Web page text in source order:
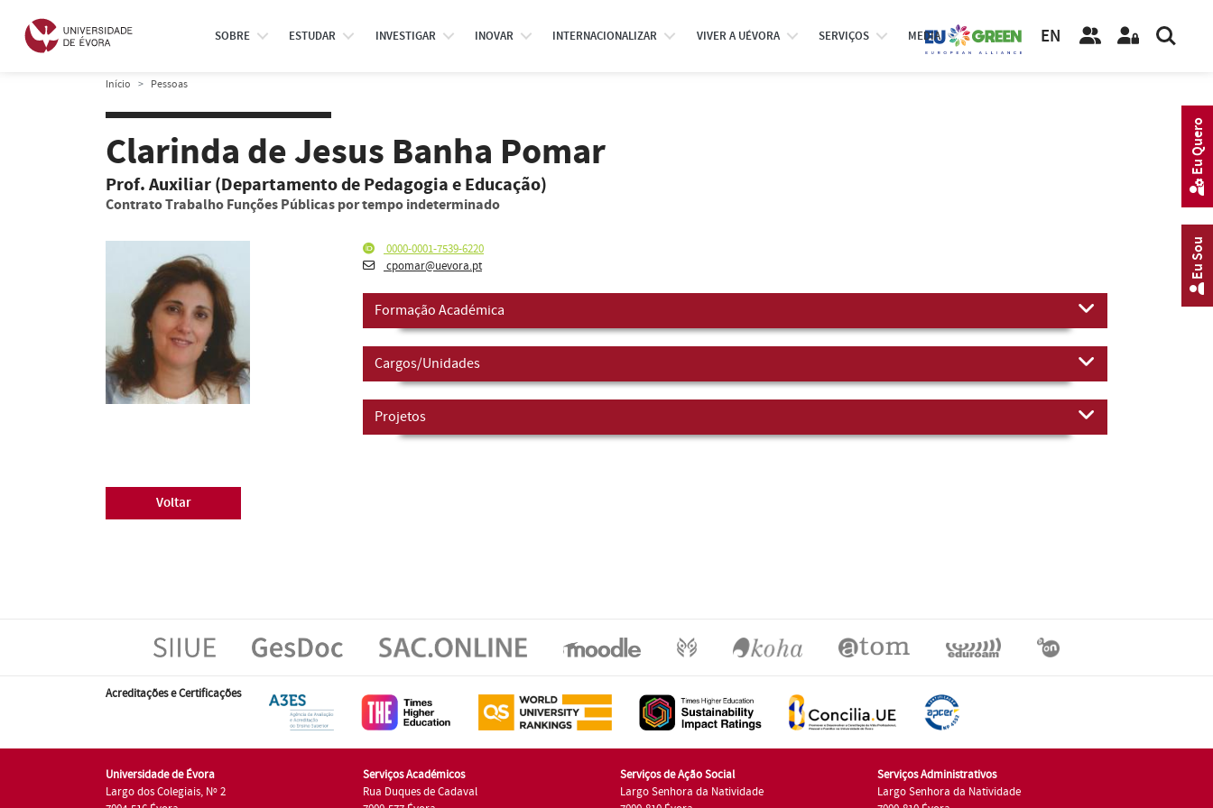
SOBRE ESTUDAR INVESTIGAR INOVAR INTERNACIONALIZAR VIVER A UÉVORA SERVIÇOS MEDIA EN
Início Pessoas
Clarinda de Jesus Banha Pomar
Prof. Auxiliar (Departamento de Pedagogia e Educação)
Contrato Trabalho Funções Públicas por tempo indeterminado
0000-0001-7539-6220
cpomar@uevora.pt
Formação Académica
Cargos/Unidades
Projetos
Voltar
Acreditações e Certificações
Universidade de Évora
Largo dos Colegiais, Nº 2
Serviços Académicos
Rua Duques de Cadaval
Serviços de Ação Social
Largo Senhora da Natividade
Serviços Administrativos
Largo Senhora da Natividade
Eu Sou
Eu Quero